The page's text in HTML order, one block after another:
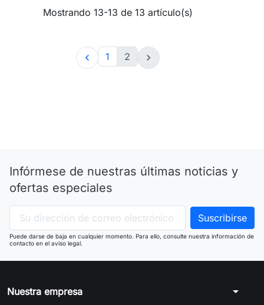
Mostrando 13-13 de 13 artículo(s)
 1 2 
Infórmese de nuestras últimas noticias y
ofertas especiales
Puede darse de baja en cualquier momento. Para ello, consulte nuestra información de
contacto en el aviso legal.
Nuestra empresa arrow_drop_down